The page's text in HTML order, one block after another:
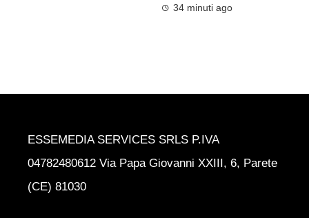
34 minuti ago
ESSEMEDIA SERVICES SRLS P.IVA
04782480612 Via Papa Giovanni XXIII, 6, Parete
(CE) 81030